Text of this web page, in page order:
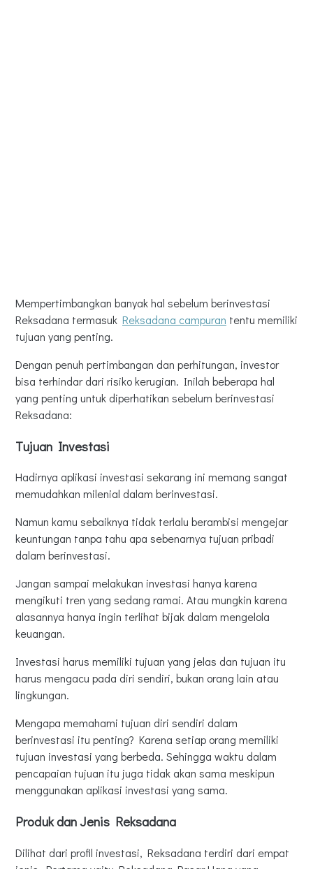
Mempertimbangkan banyak hal sebelum berinvestasi
Reksadana termasuk Reksadana campuran tentu memiliki
tujuan yang penting.
Dengan penuh pertimbangan dan perhitungan, investor
bisa terhindar dari risiko kerugian. Inilah beberapa hal
yang penting untuk diperhatikan sebelum berinvestasi
Reksadana:
Tujuan Investasi
Hadirnya aplikasi investasi sekarang ini memang sangat
memudahkan milenial dalam berinvestasi.
Namun kamu sebaiknya tidak terlalu berambisi mengejar
keuntungan tanpa tahu apa sebenarnya tujuan pribadi
dalam berinvestasi.
Jangan sampai melakukan investasi hanya karena
mengikuti tren yang sedang ramai. Atau mungkin karena
alasannya hanya ingin terlihat bijak dalam mengelola
keuangan.
Investasi harus memiliki tujuan yang jelas dan tujuan itu
harus mengacu pada diri sendiri, bukan orang lain atau
lingkungan.
Mengapa memahami tujuan diri sendiri dalam
berinvestasi itu penting? Karena setiap orang memiliki
tujuan investasi yang berbeda. Sehingga waktu dalam
pencapaian tujuan itu juga tidak akan sama meskipun
menggunakan aplikasi investasi yang sama.
Produk dan Jenis Reksadana
Dilihat dari profil investasi, Reksadana terdiri dari empat